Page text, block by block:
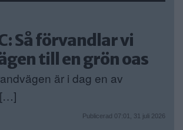
Så förvandlar vi
till en grön oas
är i dag en av
Publicerad 07:01, 31 juli 2026